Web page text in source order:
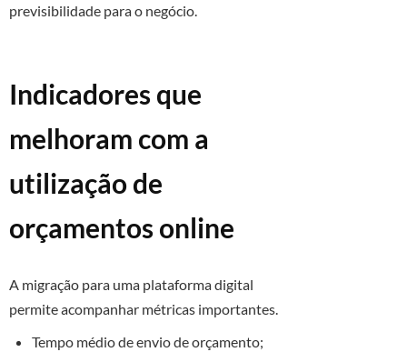
previsibilidade para o negócio.
Indicadores que
melhoram com a
utilização de
orçamentos online
A migração para uma plataforma digital
permite acompanhar métricas importantes.
Tempo médio de envio de orçamento;